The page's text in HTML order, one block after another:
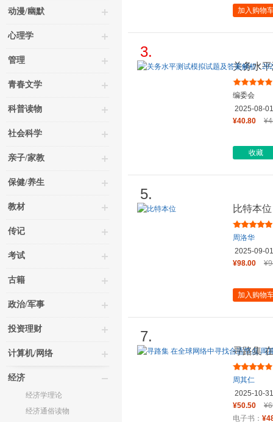
动漫/幽默
心理学
管理
青春文学
科普读物
社会科学
亲子/家教
保健/养生
教材
传记
考试
古籍
政治/军事
投资理财
计算机/网络
经济
经济学理论
经济通俗读物
加入购物
3.
关务水
年版
编委会
2025-08-01
¥40.80
收藏
5.
比特本位
周洛华
2025-09-01
¥98.00
加入购物
7.
寻路集
教授新
周其仁
2025-10-31
¥50.50
电子书：